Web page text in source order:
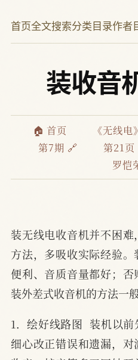
首页全文搜索分类目录作者
装收音
🏠 首页 《无线电
第7期 🔗
第21页
罗恺
装无线电收音机并不困
方法，多吸收实际经验
便利、音质音量都好；否
装外差式收音机的方法一般
1．绘好线路图  装机以前
细心改正错误和遗漏，对